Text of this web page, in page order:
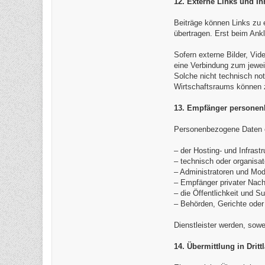
Beiträge können Links zu
übertragen. Erst beim
Sofern externe Bilder,
eine Verbindung zum
Solche nicht technisch
Wirtschaftsraums können
13. Empfänger
Personenbezogene
– der Hosting- und
– technisch oder
– Administratoren und
– Empfänger privater
– die Öffentlichkeit und
– Behörden, Gerichte
Dienstleister werden,
14. Übermittlung in